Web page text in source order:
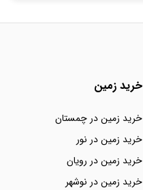
خرید زمین
خرید زمین در چمستان
خرید زمین در نور
خرید زمین در رویان
خرید زمین در نوشهر